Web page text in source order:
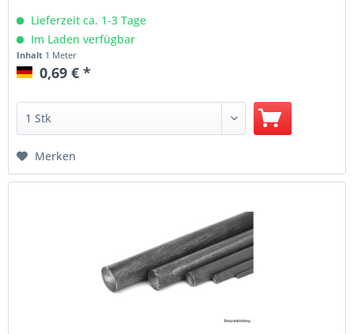
Lieferzeit ca. 1-3 Tage
Im Laden verfügbar
Inhalt 1 Meter
0,69 € *
Merken